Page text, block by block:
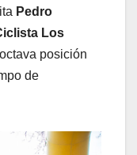
Pedro
Los
posición
de